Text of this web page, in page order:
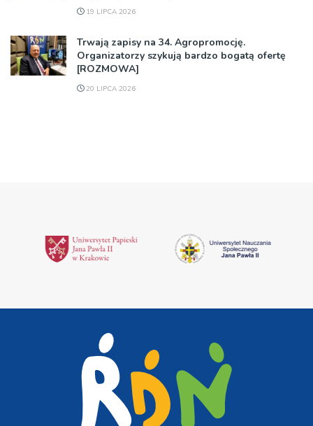
19 LIPCA 2026
Trwają zapisy na 34. Agropromocję.
Organizatorzy szykują bardzo bogatą ofertę
[ROZMOWA]
20 LIPCA 2026